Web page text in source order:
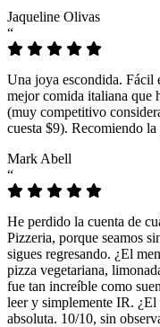
Jaqueline Olivas
“
Una joya escondida. Fácil
mejor comida italiana que
(muy competitivo
cuesta $9). Recomiendo
Mark Abell
“
He perdido la cuenta de
Pizzeria, porque seamos
sigues regresando. ¿El
pizza vegetariana,
fue tan increíble como
leer y simplemente IR.
absoluta. 10/10, sin